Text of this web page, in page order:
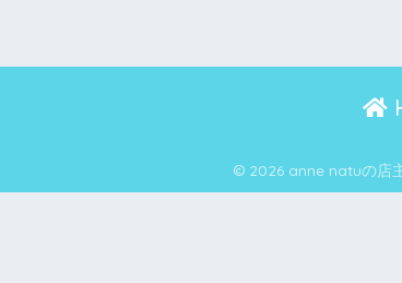
© 2026 anne natuの店